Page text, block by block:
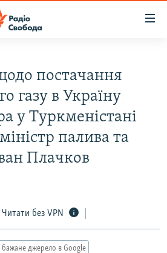
постачання
газу в Україну
у Туркменістані
палива та
Плачков
Читати без VPN
джерело в Google